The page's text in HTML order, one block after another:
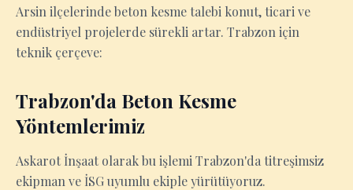
Arsin ilçelerinde beton kesme talebi konut, ticari ve
endüstriyel projelerde sürekli artar. Trabzon için
teknik çerçeve:
Trabzon'da Beton Kesme
Yöntemlerimiz
Askarot İnşaat olarak bu işlemi Trabzon'da titreşimsiz
ekipman ve İSG uyumlu ekiple yürütüyoruz.